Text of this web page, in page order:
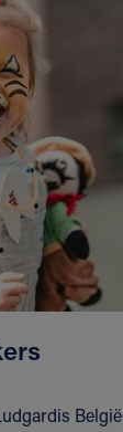
België